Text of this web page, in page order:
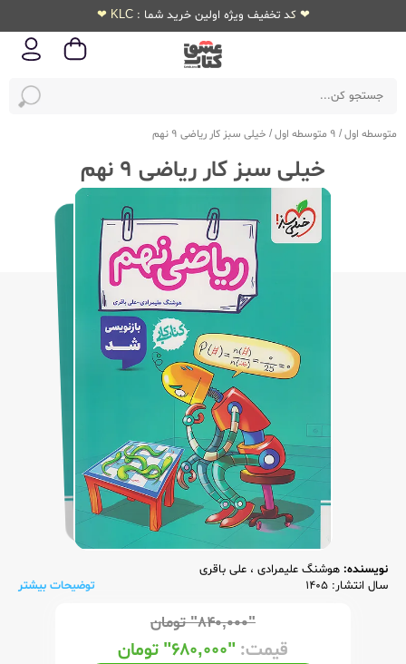
❤ کد تخفیف ویژه اولین خرید شما : KLC ❤
متوسطه اول/ 9 متوسطه اول / خیلی سبز کار ریاضی 9 نهم
خیلی سبز کار ریاضی 9 نهم
نویسنده: هوشنگ علیمرادی ، علی باقری
سال انتشار: 1405
توضیحات بیشتر
"۸۴۰,۰۰۰" تومان
قیمت: "۶۸۰,۰۰۰" تومان